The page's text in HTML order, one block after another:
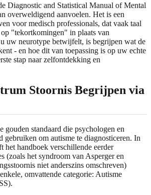
Diagnostic and Statistical Manual of Mental
overweldigend aanvoelen. Het is een
voor medisch professionals, dat vaak taal
"tekortkomingen" in plaats van
uw neurotype betwijfelt, is begrijpen wat de
- en hoe dit van toepassing is op uw echte
stap naar zelfontdekking en
Stoornis Begrijpen via
gouden standaard die psychologen en
gebruiken om autisme te diagnosticeren. In
het handboek verschillende eerder
(zoals het syndroom van Asperger en
niet anderszins omschreven)
omvattende categorie: Autisme